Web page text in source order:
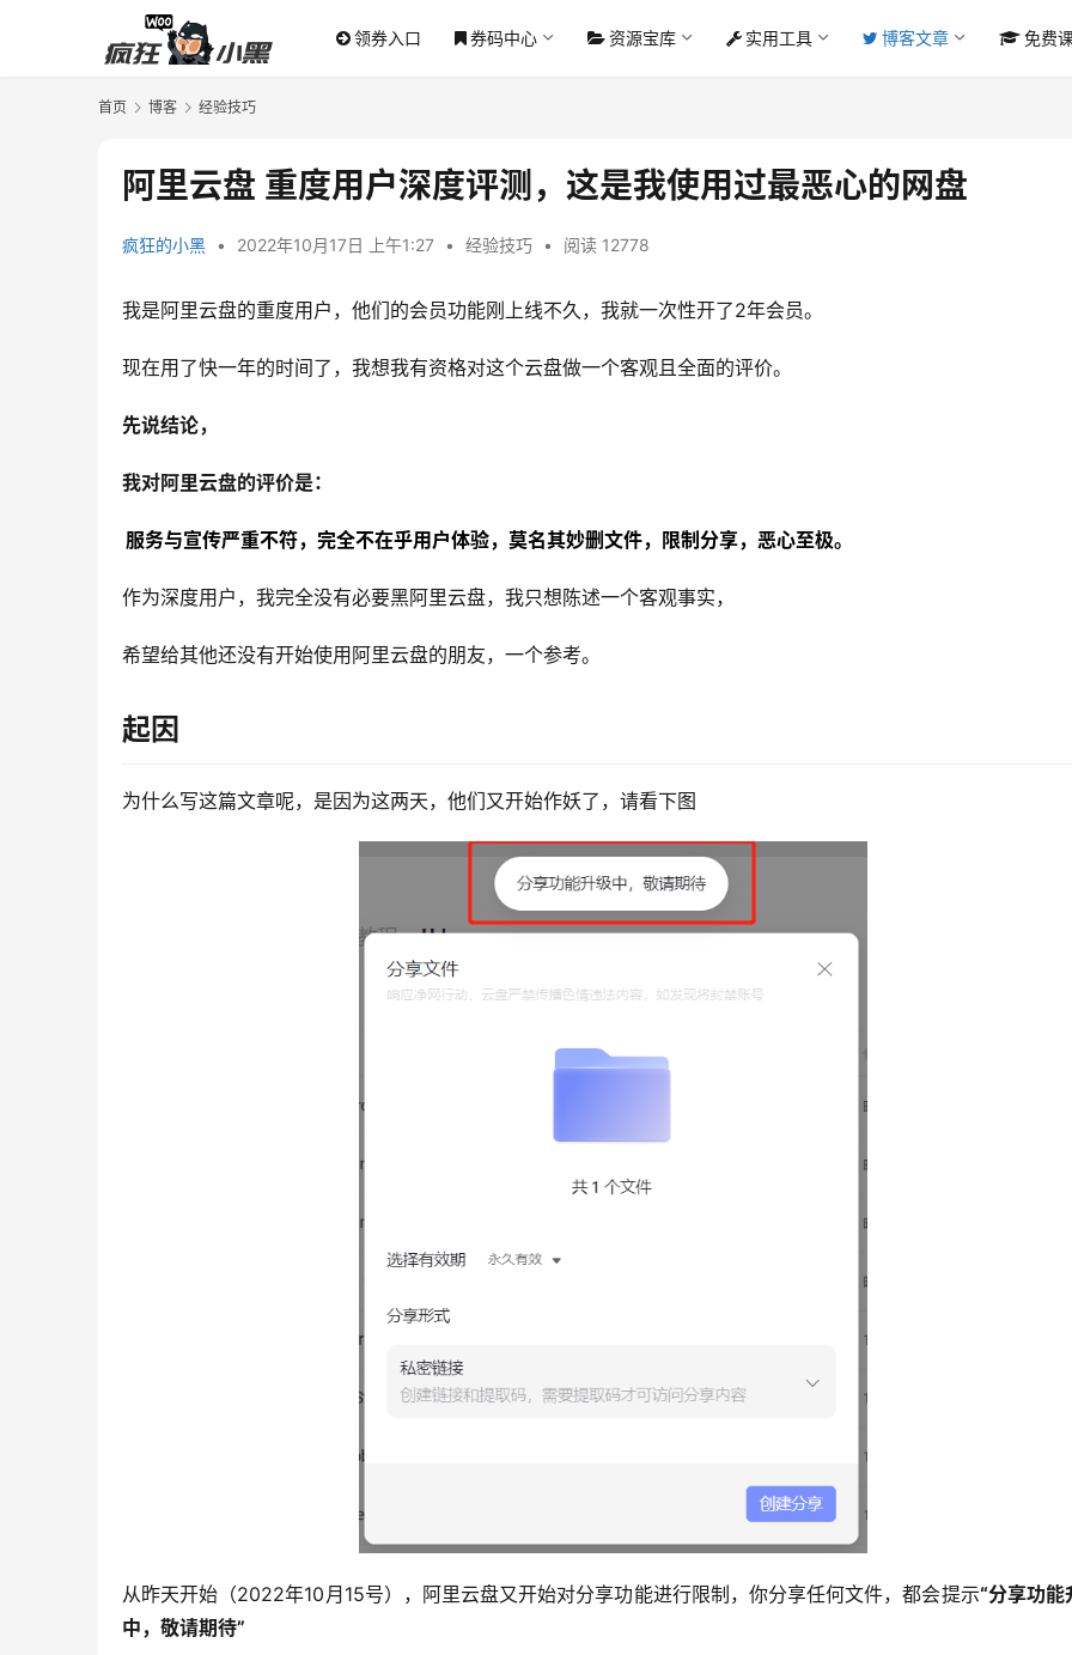
领券入口 券码中心 资源宝库 实用工具 博客文章 免费
首页 博客 经验技巧
阿里云盘 重度用户深度评测，这是我使用过最恶心的网盘
疯狂的小黑 • 2022年10月17日 上午1:27 • 经验技巧 • 阅读 12778
我是阿里云盘的重度用户，他们的会员功能刚上线不久，我就一次性开了2年会员。
现在用了快一年的时间了，我想我有资格对这个云盘做一个客观且全面的评价。
先说结论，
我对阿里云盘的评价是：
服务与宣传严重不符，完全不在乎用户体验，莫名其妙删文件，限制分享，恶心至极。
作为深度用户，我完全没有必要黑阿里云盘，我只想陈述一个客观事实，
希望给其他还没有开始使用阿里云盘的朋友，一个参考。
起因
为什么写这篇文章呢，是因为这两天，他们又开始作妖了，请看下图
从昨天开始（2022年10月15号），阿里云盘又开始对分享功能进行限制，你分享任何文件，都会提示“分享功能
中，敬请期待”